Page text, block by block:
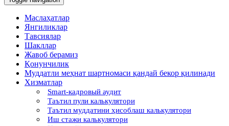
Маслаҳатлар
Янгиликлар
Тавсиялар
Шакллар
Жавоб берамиз
Қонунчилик
Муддатли меҳнат шартномаси қандай бекор қилинади
Хизматлар
Smart-кадровый аудит
Таътил пули калькулятори
Таътил муддатини ҳисоблаш калькулятори
Иш стажи калькулятори